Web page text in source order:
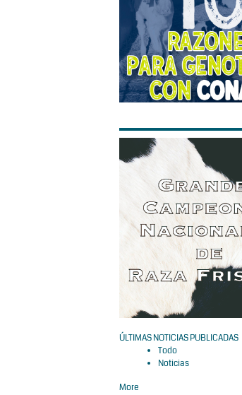
ÚLTIMAS NOTICIAS PUBLICADAS
Todo
Noticias
More